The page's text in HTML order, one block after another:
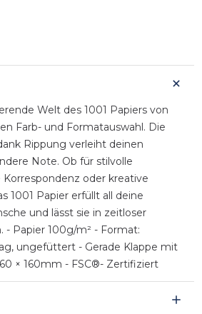
Welt des 1001 Papiers von
Farb- und Formatauswahl. Die
Rippung verleiht deinen
Note. Ob für stilvolle
Korrespondenz oder kreative
1001 Papier erfüllt all deine
und lässt sie in zeitloser
- Papier 100g/m² - Format:
ungefüttert - Gerade Klappe mit
× 160mm - FSC®- Zertifiziert